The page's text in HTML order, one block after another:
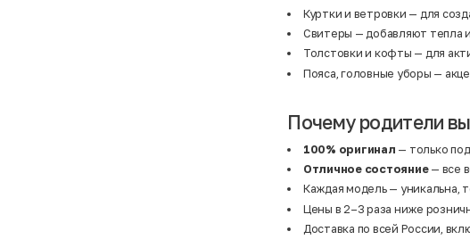
Куртки и ветровки — для
Свитеры — добавляют тепла
Толстовки и кофты — для
Пояса, головные уборы —
Почему родители
100% оригинал — только
Отличное состояние— все
Каждая модель — уникальна,
Цены в 2–3 раза ниже
Доставка по всей России,